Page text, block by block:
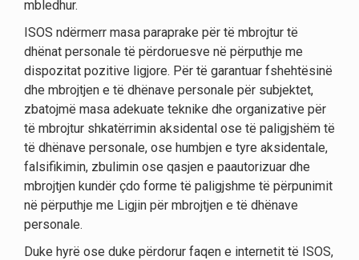
mbledhur.
ISOS ndërmerr masa paraprake për të mbrojtur të
dhënat personale të përdoruesve në përputhje me
dispozitat pozitive ligjore. Për të garantuar fshehtësinë
dhe mbrojtjen e të dhënave personale për subjektet,
zbatojmë masa adekuate teknike dhe organizative për
të mbrojtur shkatërrimin aksidental ose të paligjshëm të
të dhënave personale, ose humbjen e tyre aksidentale,
falsifikimin, zbulimin ose qasjen e paautorizuar dhe
mbrojtjen kundër çdo forme të paligjshme të përpunimit
në përputhje me Ligjin për mbrojtjen e të dhënave
personale.
Duke hyrë ose duke përdorur faqen e internetit të ISOS,